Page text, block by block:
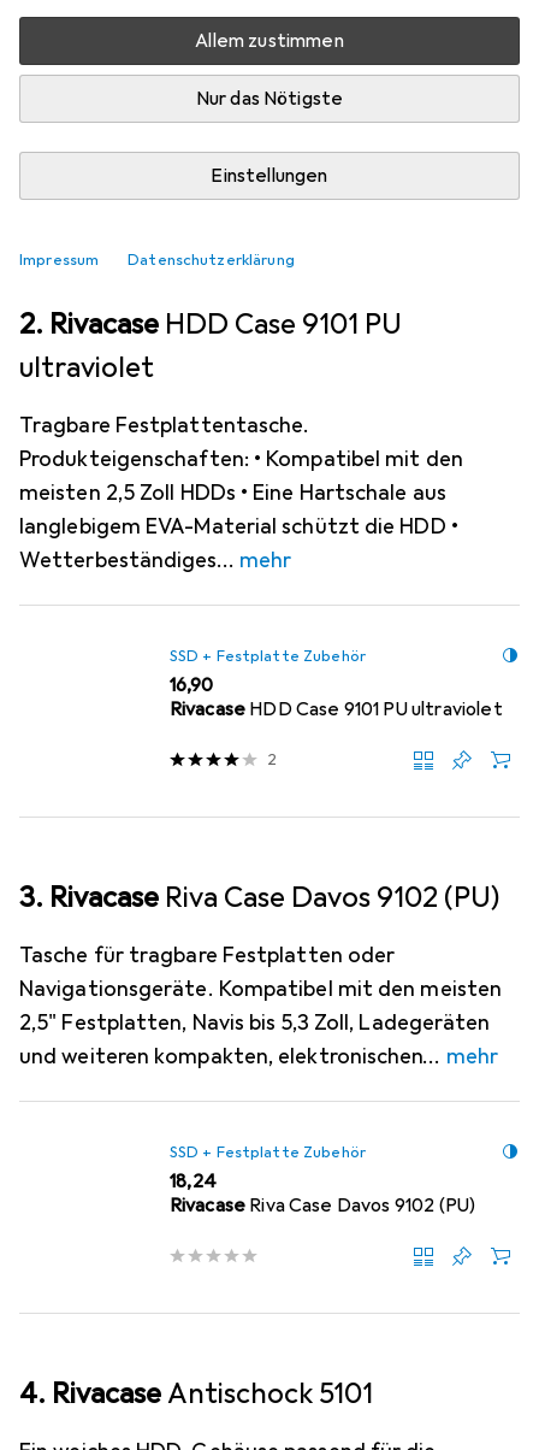
Allem zustimmen
Nur das Nötigste
Einstellungen
Impressum Datenschutzerklärung
EUR
21,81
2
2. Rivacase HDD Case 9101 PU
ultraviolet
Tragbare Festplattentasche.
Produkteigenschaften: • Kompatibel mit den
meisten 2,5 Zoll HDDs • Eine Hartschale aus
langlebigem EVA-Material schützt die HDD •
Wetterbeständiges
mehr
SSD + Festplatte Zubehör
EUR
16,90
Rivacase HDD Case 9101 PU ultraviolet
2
3. Rivacase Riva Case Davos 9102 (PU)
Tasche für tragbare Festplatten oder
Navigationsgeräte. Kompatibel mit den meisten
2,5" Festplatten, Navis bis 5,3 Zoll, Ladegeräten
und weiteren kompakten, elektronischen
mehr
SSD + Festplatte Zubehör
EUR
18,24
Rivacase Riva Case Davos 9102 (PU)
4. RivacaseAntischock 5101